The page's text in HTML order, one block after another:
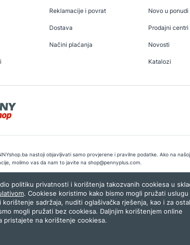
Reklamacije i povrat
Dostava
Načini plaćanja
Novo u ponudi
Prodajni centri
Novosti
Katalozi
nastoji objavljivati samo provjerene i pravilne podatke. Ako na
molimo vas da nam to javite na shop@pennyplus.com.
plus d.o.o. Sarajevo.Dizajn i programiranje:Lampa.ba
politiku privatnosti i korištenja takozvanih cookiesa u
. Cookiese koristimo kako bismo mogli pružati uslugu
sadržaja, nuditi oglašivačka rješenja, kao i za
mogli pružati bez cookiesa. Daljnjim korištenjem online
pristajete na korištenje cookiesa.